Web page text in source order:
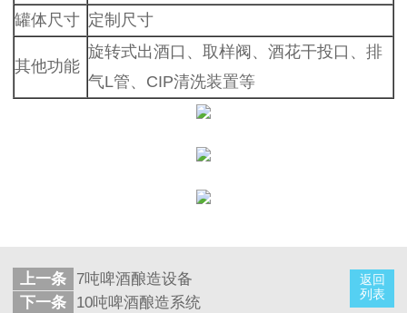
罐体尺寸 定制尺寸
其他功能
旋转式出酒口、取样阀、酒花干投口、排
气L管、CIP清洗装置等
返回
列表
上一条
7吨啤酒酿造设备
下一条
10吨啤酒酿造系统